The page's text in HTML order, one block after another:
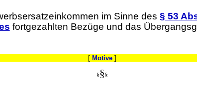
im Sinne des § 53
fortgezahlten Bezüge und das
[ Motive]
§§ §